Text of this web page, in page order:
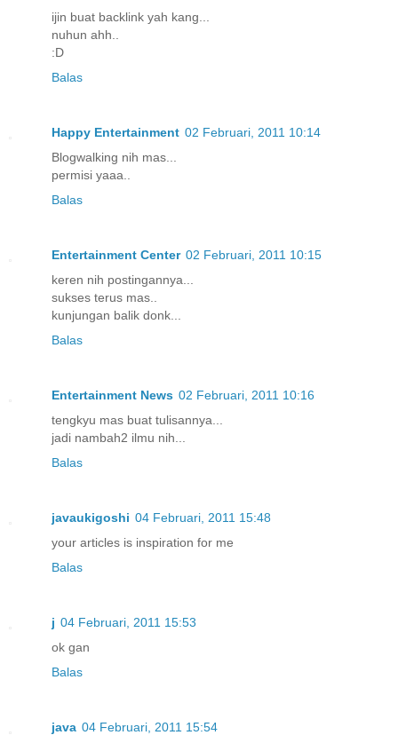
ijin buat backlink yah kang...
nuhun ahh..
:D
Balas
Happy Entertainment 02 Februari, 2011 10:14
Blogwalking nih mas...
permisi yaaa..
Balas
Entertainment Center 02 Februari, 2011 10:15
keren nih postingannya...
sukses terus mas..
kunjungan balik donk...
Balas
Entertainment News 02 Februari, 2011 10:16
tengkyu mas buat tulisannya...
jadi nambah2 ilmu nih...
Balas
javaukigoshi 04 Februari, 2011 15:48
your articles is inspiration for me
Balas
j 04 Februari, 2011 15:53
ok gan
Balas
java 04 Februari, 2011 15:54